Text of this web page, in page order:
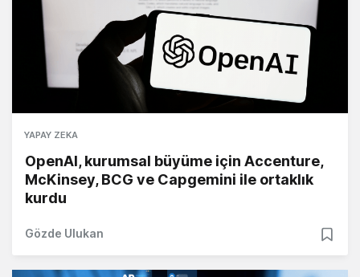
YAPAY ZEKA
OpenAI, kurumsal büyüme için Accenture,
McKinsey, BCG ve Capgemini ile ortaklık
kurdu
Gözde Ulukan